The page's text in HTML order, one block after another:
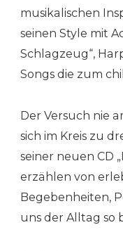
musikalischen
seinen Style mit
Schlagzeug“,
Songs die zum
Der Versuch nie
sich im Kreis zu
seiner neuen CD
erzählen von
Begebenheiten,
uns der Alltag so